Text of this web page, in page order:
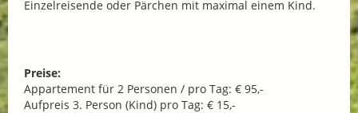
Einzelreisende oder Pärchen mit maximal einem Kind.
Preise:
Appartement für 2 Personen / pro Tag: € 95,-
Aufpreis 3. Person (Kind) pro Tag: € 15,-